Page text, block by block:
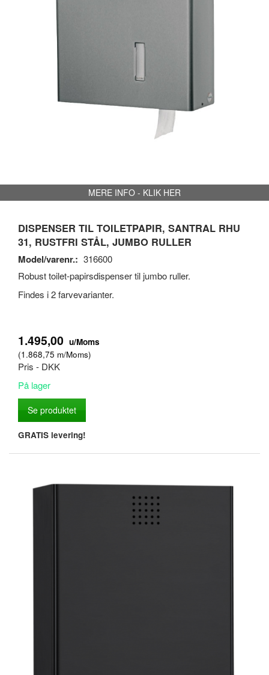
MERE INFO - KLIK HER
DISPENSER TIL TOILETPAPIR, SANTRAL RHU
31, RUSTFRI STÅL, JUMBO RULLER
Model/varenr.: 316600
Robust toilet-papirsdispenser til jumbo ruller.
Findes i 2 farvevarianter.
1.495,00 u/Moms
(1.868,75 m/Moms)
Pris - DKK
På lager
Se produktet
GRATIS levering!